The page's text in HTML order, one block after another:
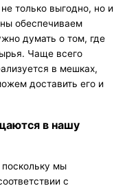
только выгодно, но и
обеспечиваем
думать о том, где
Чаще всего
в мешках,
доставить его и
в нашу
поскольку мы
с